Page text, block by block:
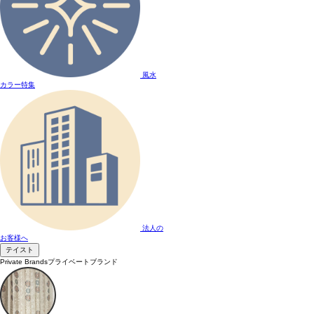
風水
カラー特集
法人の
お客様へ
テイスト
Private Brandsプライベートブランド